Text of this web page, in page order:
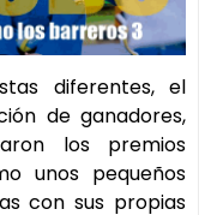
diferentes, el
de ganadores,
los premios
unos pequeños
con sus propias